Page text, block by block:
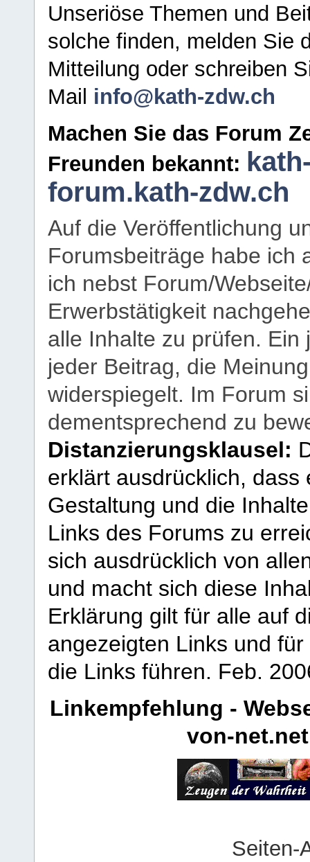
Unseriöse Themen und
solche finden, melden Sie
Mitteilung oder schreiben
Mail info@kath-zdw.ch
Machen Sie das Forum
Freunden bekannt:
forum.kath-zdw.ch
Auf die Veröffentlichung
Forumsbeiträge habe ich
ich nebst Forum/
Erwerbstätigkeit
alle Inhalte zu prüfen.
jeder Beitrag, die
widerspiegelt. Im Forum
dementsprechend zu
Distanzierungsklausel:
erklärt ausdrücklich,
Gestaltung und die
Links des Forums zu
sich ausdrücklich von
und macht sich diese
Erklärung gilt für alle auf
angezeigten Links und
die Links führen. Feb.
Linkempfehlung -
von-net.net
Seiten-